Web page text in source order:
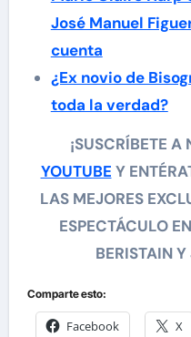
José Manuel
cuenta
¿Ex novio de
toda la verdad?
¡SUSCRÍBETE A
YOUTUBE Y
LAS MEJORES
ESPECTÁCULO
BERISTAIN
Comparte esto:
Facebook X